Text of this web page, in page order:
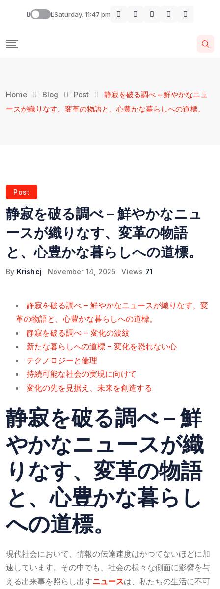
Saturday, 11:47 pm
Home Blog Post
静寂を破る調べ – 鮮やかなニュ
ースが織りなす、変革の物語と、心豊かな暮らしへの道標。
Post
静寂を破る調べ – 鮮やかなニュ
ースが織りなす、変革の物語
と、心豊かな暮らしへの道標。
By Krishcj November 14, 2025 Views 71
静寂を破る調べ – 鮮やかなニュースが織りなす、変
革の物語と、心豊かな暮らしへの道標。
静寂を破る調べ – 変化の波紋
新たな暮らしへの道標 – 変化を恐れない心
テクノロジーと倫理
持続可能な社会の実現に向けて
変化の先を見据え、未来を創造する
静寂を破る調べ – 鮮
やかなニュースが織
りなす、変革の物語
と、心豊かな暮らし
への道標。
現代社会において、情報の伝達速度はかつてないほどに加
速しています。その中でも、社会の様々な側面に影響を与
える出来事を照らし出すニュースは、私たちの生活に不可